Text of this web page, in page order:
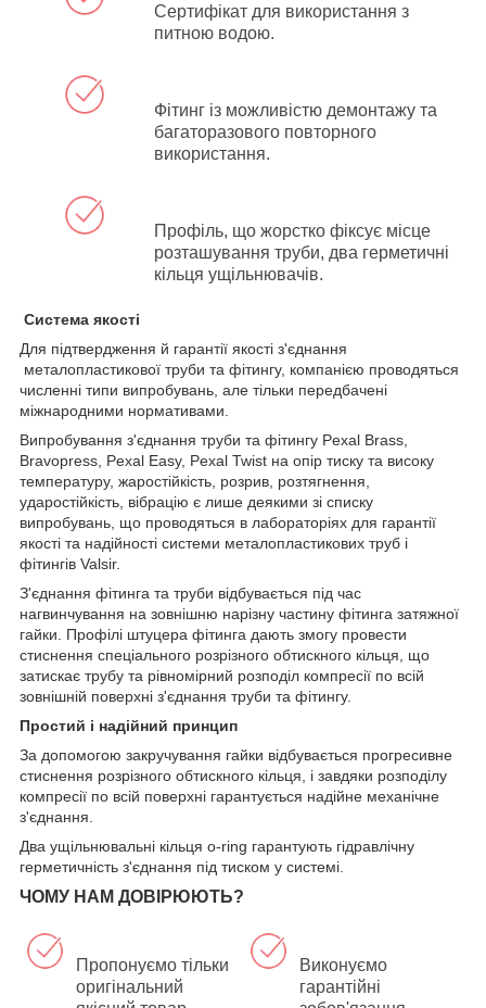
Сертифікат для використання з
питною водою.
Фітинг із можливістю демонтажу та
багаторазового повторного
використання.
Профіль, що жорстко фіксує місце
розташування труби, два герметичні
кільця ущільнювачів.
Система якості
Для підтвердження й гарантії якості з'єднання
металопластикової труби та фітингу, компанією проводяться
численні типи випробувань, але тільки передбачені
міжнародними нормативами.
Випробування з'єднання труби та фітингу Pexal Brass,
Bravopress, Pexal Easy, Pexal Twist на опір тиску та високу
температуру, жаростійкість, розрив, розтягнення,
ударостійкість, вібрацію є лише деякими зі списку
випробувань, що проводяться в лабораторіях для гарантії
якості та надійності системи металопластикових труб і
фітингів Valsir.
З'єднання фітинга та труби відбувається під час
нагвинчування на зовнішню нарізну частину фітинга затяжної
гайки. Профілі штуцера фітинга дають змогу провести
стиснення спеціального розрізного обтискного кільця, що
затискає трубу та рівномірний розподіл компресії по всій
зовнішній поверхні з'єднання труби та фітингу.
Простий і надійний принцип
За допомогою закручування гайки відбувається прогресивне
стиснення розрізного обтискного кільця, і завдяки розподілу
компресії по всій поверхні гарантується надійне механічне
з'єднання.
Два ущільнювальні кільця o-ring гарантують гідравлічну
герметичність з'єднання під тиском у системі.
ЧОМУ НАМ ДОВІРЮЮТЬ?
Пропонуємо тільки
оригінальний
Виконуємо
гарантійні